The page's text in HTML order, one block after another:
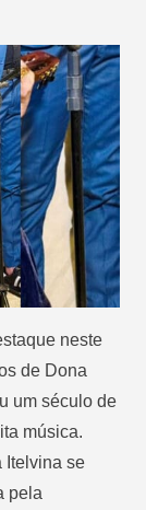
neste
de Dona
um século de
música.
Itelvina se
pela